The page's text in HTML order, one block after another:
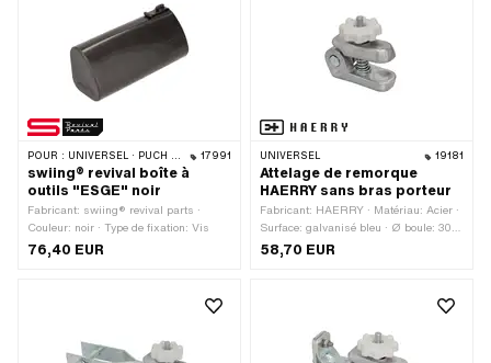
POUR : UNIVERSEL · PUCH · SACHS 17991
swiing® revival boîte à
outils "ESGE" noir
Fabricant: swiing® revival parts ·
Couleur: noir · Type de fixation: Vis
76,40 EUR
UNIVERSEL 19181
Attelage de remorque
HAERRY sans bras porteur
Fabricant: HAERRY · Matériau: Acier ·
Surface: galvanisé bleu · Ø boule: 30
mm · Type de filetage: MF8x1 (filetage
58,70 EUR